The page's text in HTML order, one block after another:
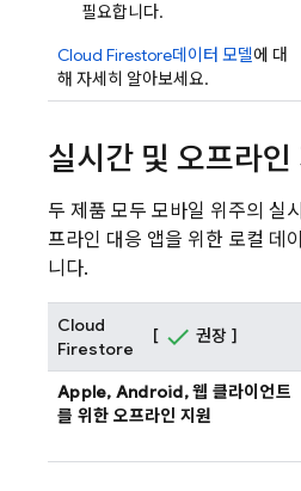
필요합니다.
Cloud Firestore데이터 모델에 대
해 자세히 알아보세요.
실시간 및 오프라인
두 제품 모두 모바일 위주의 실
프라인 대응 앱을 위한 로컬 데
니다.
Cloud
Firestore
[ 권장 ]
Apple, Android, 웹 클라이언트
를 위한 오프라인 지원